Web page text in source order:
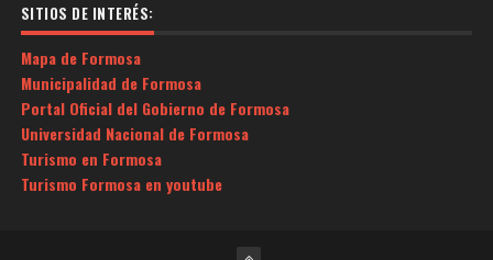
SITIOS DE INTERÉS:
Mapa de Formosa
Municipalidad de Formosa
Portal Oficial del Gobierno de Formosa
Universidad Nacional de Formosa
Turismo en Formosa
Turismo Formosa en youtube